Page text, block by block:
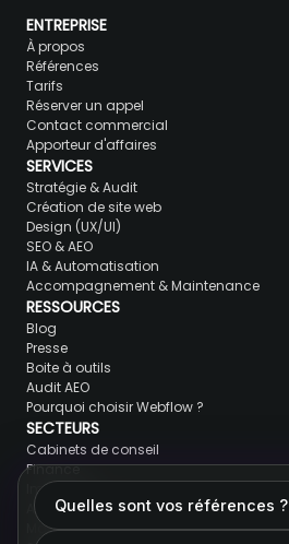
ENTREPRISE
À propos
Références
Tarifs
Réserver un appel
Contact commercial
Apporteur d'affaires
SERVICES
Stratégie & Audit
Création de site web
Design (UX/UI)
SEO & AEO
IA & Automatisation
Accompagnement & Maintenance
RESSOURCES
Blog
Presse
Boite à outils
Audit AEO
Pourquoi choisir Webflow ?
SECTEURS
Cabinets de conseil
Finance
Immobilier
Avocats & juristes
Marques de luxe
Quelles sont vos références ?